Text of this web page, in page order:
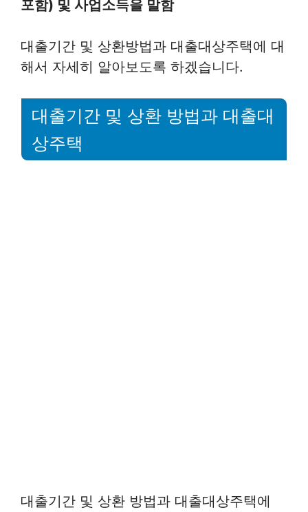
포함) 및 사업소득을 말함
대출기간 및 상환방법과 대출대상주택에 대
해서 자세히 알아보도록 하겠습니다.
대출기간 및 상환 방법과 대출대
상주택
대출기간 및 상환 방법과 대출대상주택에